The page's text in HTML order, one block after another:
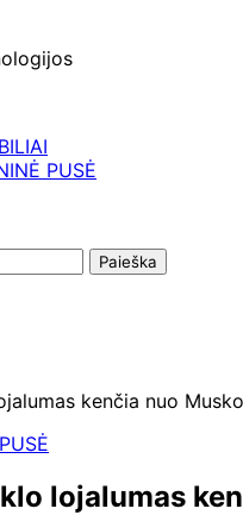
PUSĖ
kenčia nuo
lojalumas